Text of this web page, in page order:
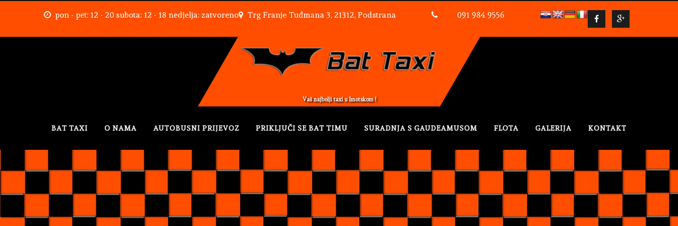
pon - pet: 12 - 20 subota: 12 - 18 nedjelja: zatvoreno Trg Franje Tuđmana 3, 21312, Podstrana 091 984 9556
Vaš najbolji taxi u Imotskom !
BAT TAXI O NAMA AUTOBUSNI PRIJEVOZ PRIKLJUČI SE BAT TIMU SURADNJA S GAUDEAMUSOM FLOTA GALERIJA KONTAKT
SVE CIJENE IZRAŽENE NA